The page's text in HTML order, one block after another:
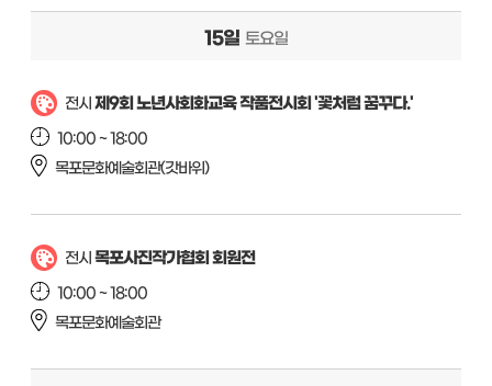
15일 토요일
전시 제9회 노년사회화교육 작품전시회 '꽃처럼 꿈꾸다.'
10:00 ~ 18:00
목포문화예술회관(갓바위)
전시 목포사진작가협회 회원전
10:00 ~ 18:00
목포문화예술회관